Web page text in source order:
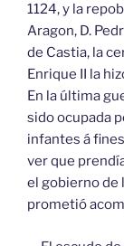
1124, y la
Aragon, D.
de Castia, la
Enrique II la
En la última
sido ocupada
infantes á
ver que
el gobierno de
prometió